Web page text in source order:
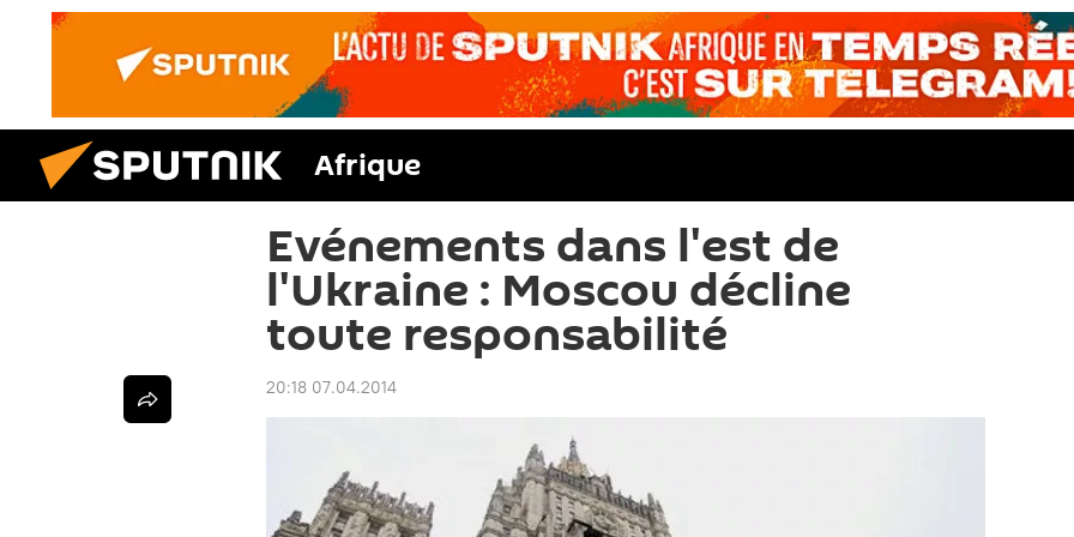
Afrique
Evénements dans l'est de
l'Ukraine : Moscou décline
toute responsabilité
20:18 07.04.2014